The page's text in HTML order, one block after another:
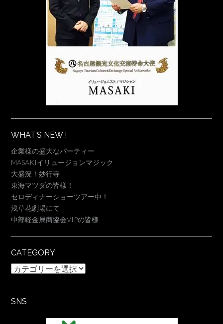
WHAT’S NEW !
企業様の盛大なパーティー
MASAKIイリュージョンマジック
大盛況！妙行寺
東海マツダの皆様！
セロディナーショーツアー中！
浅草花劇場にて
中部軽金属商協会VIPの皆様
CATEGORY
Category
SNS